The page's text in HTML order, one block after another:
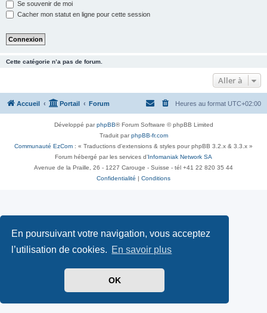
En poursuivant votre navigation, vous acceptez
l’utilisation de cookies. En savoir plus
OK
Se souvenir de moi
Cacher mon statut en ligne pour cette session
Cette catégorie n’a pas de forum.
Aller à
Accueil Portail Forum Heures au format UTC+02:00
Développé parphpBB® Forum Software © phpBB Limited
Traduit parphpBB-fr.com
Communauté EzCom : « Traductions d'extensions & styles pour phpBB 3.2.x & 3.3.x »
Forum hébergé par les services d’ Infomaniak Network SA
Avenue de la Praille, 26 - 1227 Carouge - Suisse - tél +41 22 820 35 44
Confidentialité
Conditions